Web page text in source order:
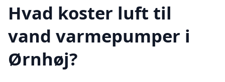
Hvad koster luft til
vand varmepumper i
Ørnhøj?